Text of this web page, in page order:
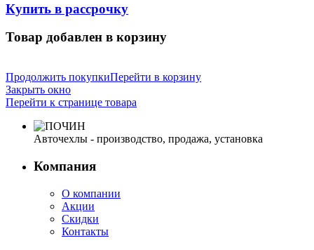
Купить в рассрочку
Товар добавлен в корзину
Продолжить покупкиПерейти в корзину
Закрыть окно
Перейти к странице товара
Авточехлы - производство, продажа, установка
Компания
О компании
Акции
Скидки
Контакты